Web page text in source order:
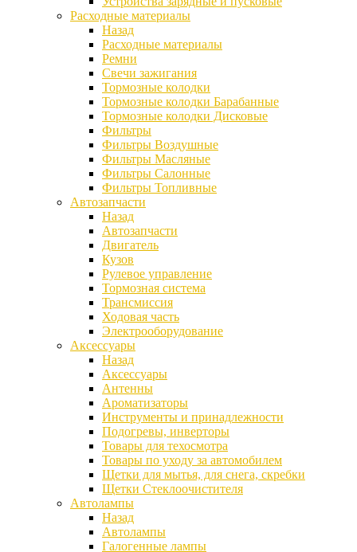
Расходные материалы
Назад
Расходные материалы
Ремни
Свечи зажигания
Тормозные колодки
Тормозные колодки Барабанные
Тормозные колодки Дисковые
Фильтры
Фильтры Воздушные
Фильтры Масляные
Фильтры Салонные
Фильтры Топливные
Автозапчасти
Назад
Автозапчасти
Двигатель
Кузов
Рулевое управление
Тормозная система
Трансмиссия
Ходовая часть
Электрооборудование
Аксессуары
Назад
Аксессуары
Антенны
Ароматизаторы
Инструменты и принадлежности
Подогревы, инверторы
Товары для техосмотра
Товары по уходу за автомобилем
Щетки для мытья, для снега, скребки
Щетки Стеклоочистителя
Автолампы
Назад
Автолампы
Галогенные лампы